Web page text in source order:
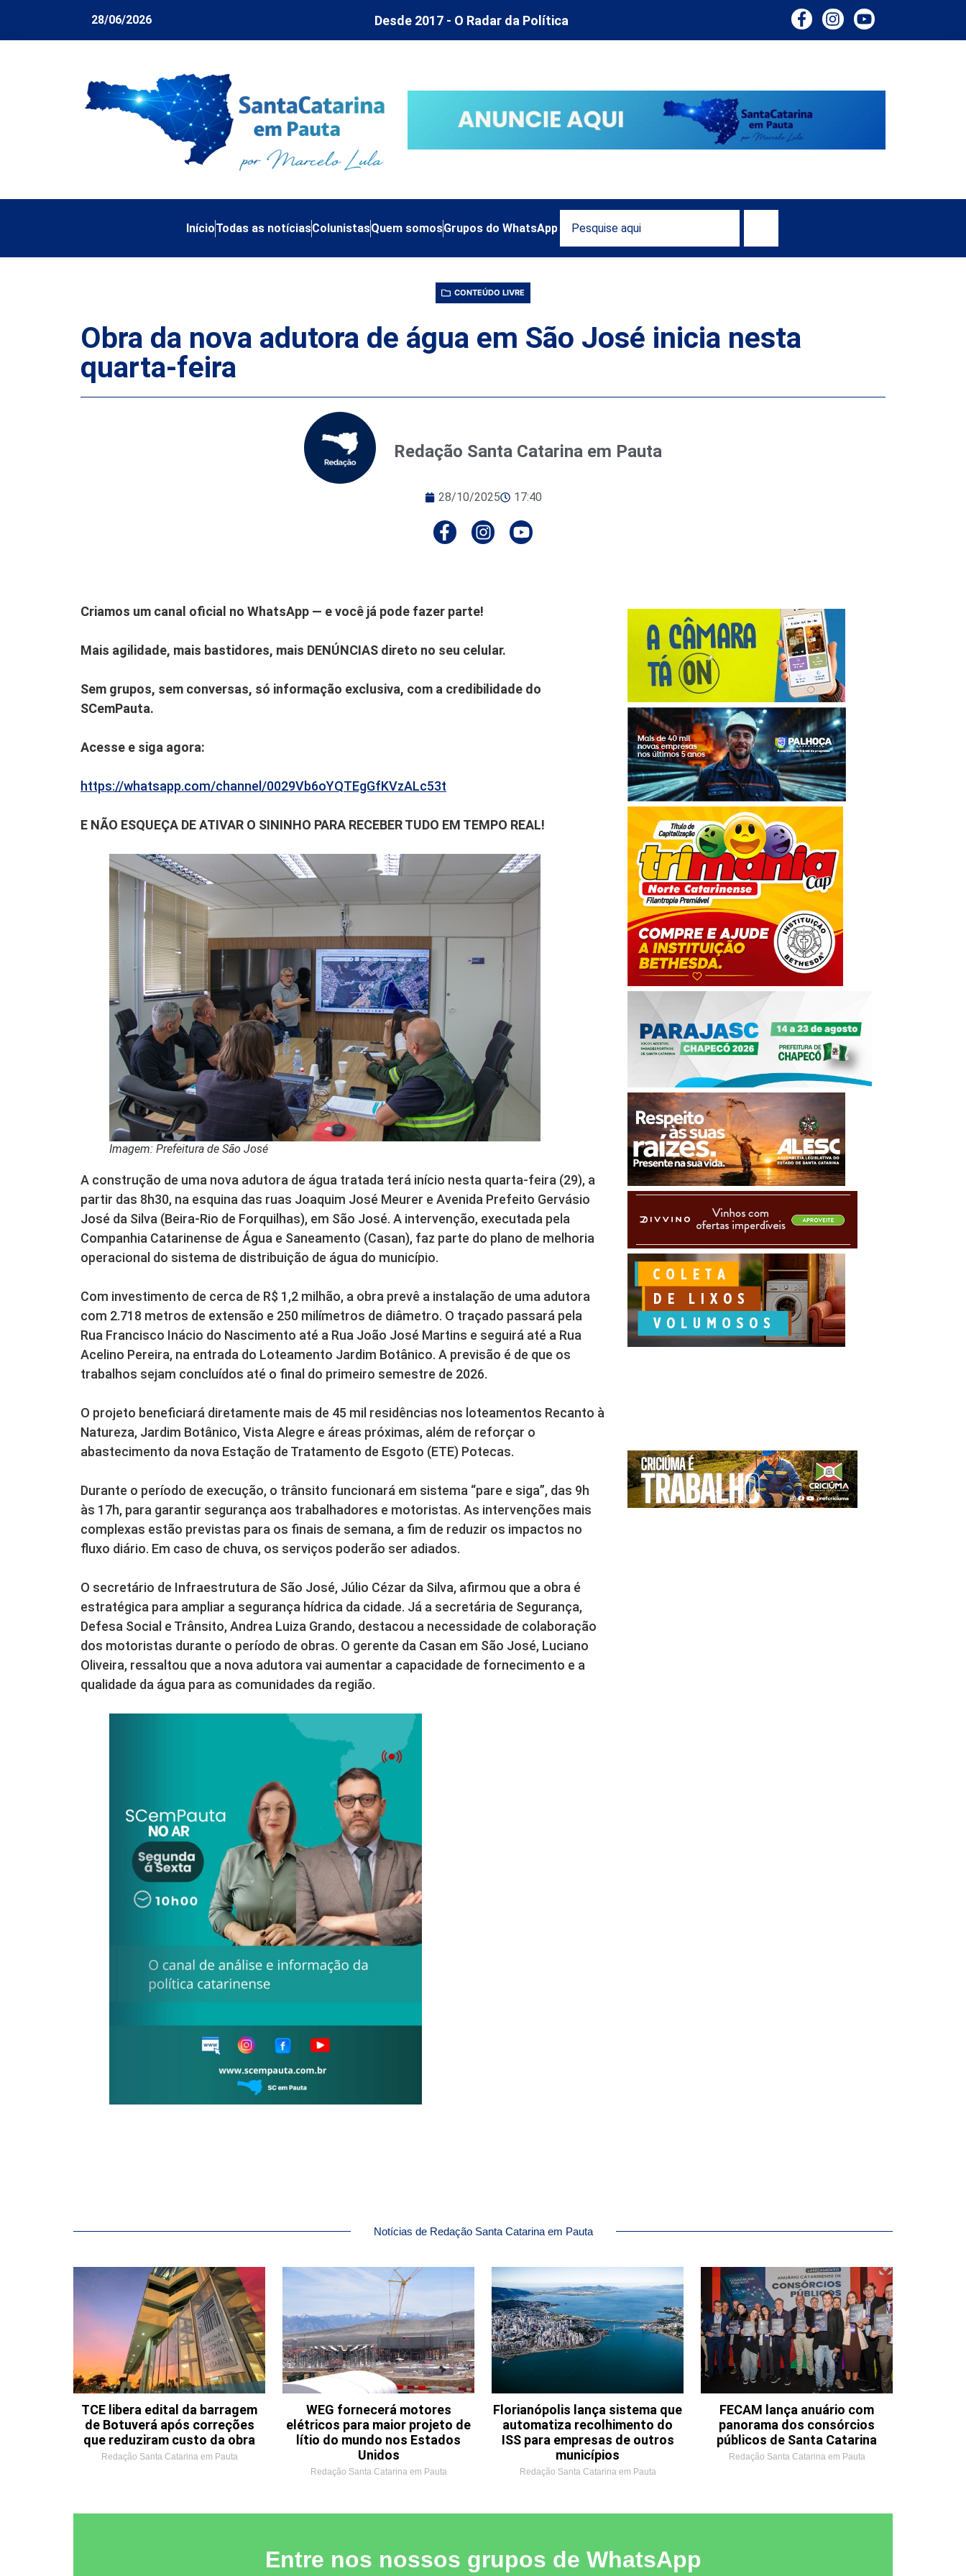
28/06/2026 Desde 2017 - O Radar da Política
InícioTodas as notíciasColunistasQuem somosGrupos do WhatsApp
CONTEÚDO LIVRE
Obra da nova adutora de água em São José inicia nesta
quarta-feira
Redação Santa Catarina em Pauta
28/10/2025 17:40
Criamos um canal oficial no WhatsApp — e você já pode fazer parte!
Mais agilidade, mais bastidores, mais DENÚNCIAS direto no seu celular.
Sem grupos, sem conversas, só informação exclusiva, com a credibilidade do
SCemPauta.
Acesse e siga agora:
https://whatsapp.com/channel/0029Vb6oYQTEgGfKVzALc53t
E NÃO ESQUEÇA DE ATIVAR O SININHO PARA RECEBER TUDO EM TEMPO REAL!
Imagem: Prefeitura de São José
A construção de uma nova adutora de água tratada terá início nesta quarta-feira (29), a
partir das 8h30, na esquina das ruas Joaquim José Meurer e Avenida Prefeito Gervásio
José da Silva (Beira-Rio de Forquilhas), em São José. A intervenção, executada pela
Companhia Catarinense de Água e Saneamento (Casan), faz parte do plano de melhoria
operacional do sistema de distribuição de água do município.
Com investimento de cerca de R$ 1,2 milhão, a obra prevê a instalação de uma adutora
com 2.718 metros de extensão e 250 milímetros de diâmetro. O traçado passará pela
Rua Francisco Inácio do Nascimento até a Rua João José Martins e seguirá até a Rua
Acelino Pereira, na entrada do Loteamento Jardim Botânico. A previsão é de que os
trabalhos sejam concluídos até o final do primeiro semestre de 2026.
O projeto beneficiará diretamente mais de 45 mil residências nos loteamentos Recanto à
Natureza, Jardim Botânico, Vista Alegre e áreas próximas, além de reforçar o
abastecimento da nova Estação de Tratamento de Esgoto (ETE) Potecas.
Durante o período de execução, o trânsito funcionará em sistema “pare e siga”, das 9h
às 17h, para garantir segurança aos trabalhadores e motoristas. As intervenções mais
complexas estão previstas para os finais de semana, a fim de reduzir os impactos no
fluxo diário. Em caso de chuva, os serviços poderão ser adiados.
O secretário de Infraestrutura de São José, Júlio Cézar da Silva, afirmou que a obra é
estratégica para ampliar a segurança hídrica da cidade. Já a secretária de Segurança,
Defesa Social e Trânsito, Andrea Luiza Grando, destacou a necessidade de colaboração
dos motoristas durante o período de obras. O gerente da Casan em São José, Luciano
Oliveira, ressaltou que a nova adutora vai aumentar a capacidade de fornecimento e a
qualidade da água para as comunidades da região.
Notícias de Redação Santa Catarina em Pauta
TCE libera edital da barragem
de Botuverá após correções
que reduziram custo da obra
Redação Santa Catarina em Pauta
WEG fornecerá motores
elétricos para maior projeto de
lítio do mundo nos Estados
Unidos
Redação Santa Catarina em Pauta
Florianópolis lança sistema que
automatiza recolhimento do
ISS para empresas de outros
municípios
Redação Santa Catarina em Pauta
FECAM lança anuário com
panorama dos consórcios
públicos de Santa Catarina
Redação Santa Catarina em Pauta
Entre nos nossos grupos de WhatsApp